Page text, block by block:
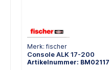
Merk: fischer
Console ALK 17-200
Artikelnummer: BM02117